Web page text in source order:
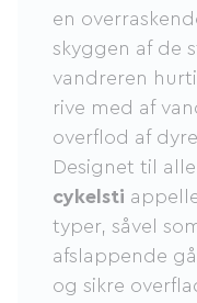
en
skyggen af ​​de
vandreren
rive med af
overflod af
Designet til
cykelsti
typer, såvel
afslappende
og sikre